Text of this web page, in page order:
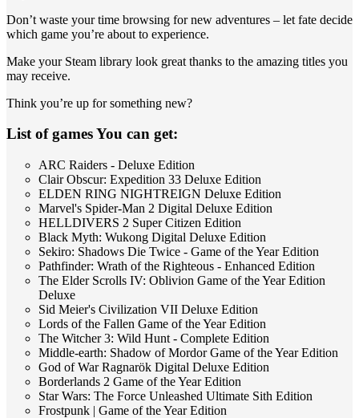
Don’t waste your time browsing for new adventures – let fate decide
which game you’re about to experience.
Make your Steam library look great thanks to the amazing titles you
may receive.
Think you’re up for something new?
List of games You can get:
ARC Raiders - Deluxe Edition
Clair Obscur: Expedition 33 Deluxe Edition
ELDEN RING NIGHTREIGN Deluxe Edition
Marvel's Spider-Man 2 Digital Deluxe Edition
HELLDIVERS 2 Super Citizen Edition
Black Myth: Wukong Digital Deluxe Edition
Sekiro: Shadows Die Twice - Game of the Year Edition
Pathfinder: Wrath of the Righteous - Enhanced Edition
The Elder Scrolls IV: Oblivion Game of the Year Edition
Deluxe
Sid Meier's Civilization VII Deluxe Edition
Lords of the Fallen Game of the Year Edition
The Witcher 3: Wild Hunt - Complete Edition
Middle-earth: Shadow of Mordor Game of the Year Edition
God of War Ragnarök Digital Deluxe Edition
Borderlands 2 Game of the Year Edition
Star Wars: The Force Unleashed Ultimate Sith Edition
Frostpunk | Game of the Year Edition